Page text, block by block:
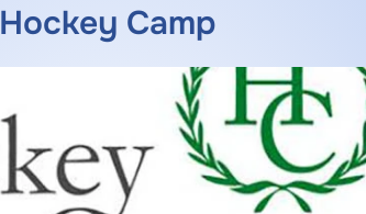
Hockey Camp